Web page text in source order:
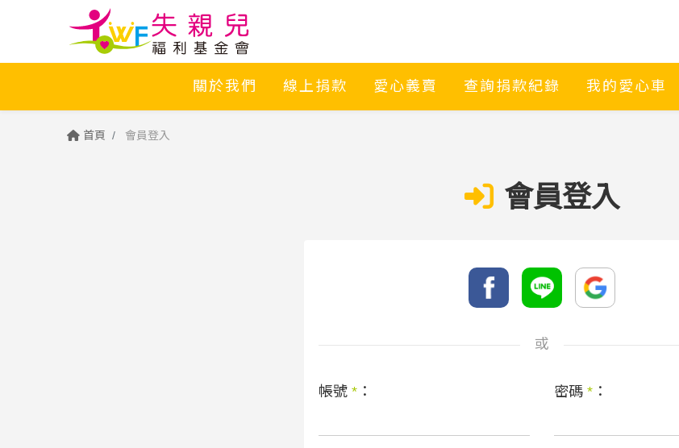
關於我們 線上捐款 愛心義賣 查詢捐款紀錄 我的愛心車
首頁 會員登入
會員登入
或
帳號 * ： 密碼 * ：